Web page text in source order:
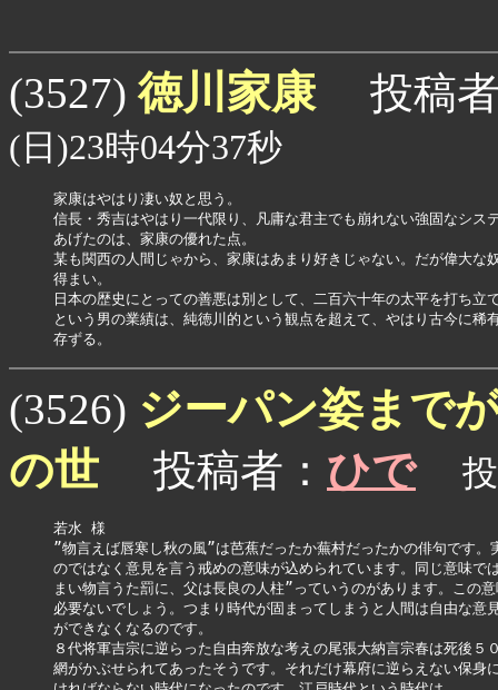
(3527) 徳川家康 投稿
(日)23時04分37秒
家康はやはり凄い奴と思う。
信長・秀吉はやはり一代限り、凡庸な君主でも崩れない強固なシス
あげたのは、家康の優れた点。
某も関西の人間じゃから、家康はあまり好きじゃない。だが偉大な
得まい。
日本の歴史にとっての善悪は別として、二百六十年の太平を打ち立
という男の業績は、純徳川的という観点を超えて、やはり古今に稀
存ずる。
(3526) ジーパン姿まで
の世
投稿者： ひで 投
若水 様
”物言えば唇寒し秋の風”は芭蕉だったか蕪村だったかの俳句です。
のではなく意見を言う戒めの意味が込められています。同じ意味で
まい物言うた罰に、父は長良の人柱”っていうのがあります。この
必要ないでしょう。つまり時代が固まってしまうと人間は自由な意
ができなくなるのです。
８代将軍吉宗に逆らった自由奔放な考えの尾張大納言宗春は死後５
網がかぶせられてあったそうです。それだけ幕府に逆らえない保身